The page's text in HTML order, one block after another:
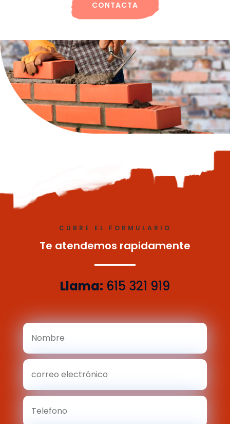
CONTACTA
CUBRE EL FORMULARIO
Te atendemos rapidamente
Llama: 615 321 919